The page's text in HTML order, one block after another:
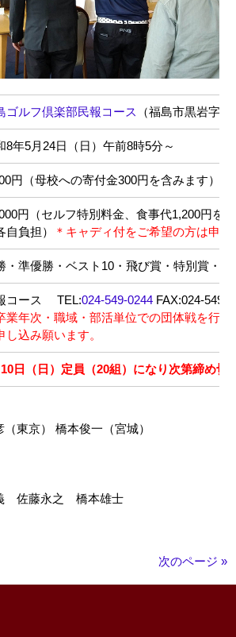
ゴルフ倶楽部民報コース （福島市黒岩字
8年5月24日（日）午前8時5分～
円（母校への寄付金300円を含みます）
円（セルフ特別料金、食事代1,200円を
自負担）
＊キャディ付をご希望の方は申
・準優勝・ベスト10・飛び賞・特別賞・
コース TEL:024-549-0244 FAX:024-549-
業年次・職域・部活単位での団体戦を行
し込み願います。
日（日）定員（20組）になり次第締め切
東京） 橋本俊一（宮城）
佐藤永之 橋本雄士
次のページ »